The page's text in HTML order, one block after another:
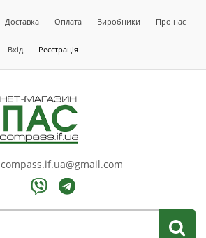
Доставка Оплата Виробники Про нас
Вхід Реєстрація
compass.if.ua@gmail.com